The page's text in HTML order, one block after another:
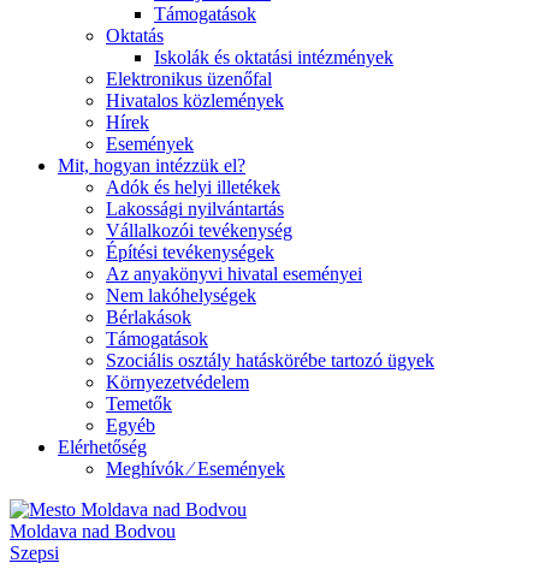
Támogatások
Oktatás
Iskolák és oktatási intézmények
Elektronikus üzenőfal
Hivatalos közlemények
Hírek
Események
Mit, hogyan intézzük el?
Adók és helyi illetékek
Lakossági nyilvántartás
Vállalkozói tevékenység
Építési tevékenységek
Az anyakönyvi hivatal eseményei
Nem lakóhelységek
Bérlakások
Támogatások
Szociális osztály hatáskörébe tartozó ügyek
Környezetvédelem
Temetők
Egyéb
Elérhetőség
Meghívók ⁄ Események
Moldava nad Bodvou
Szepsi